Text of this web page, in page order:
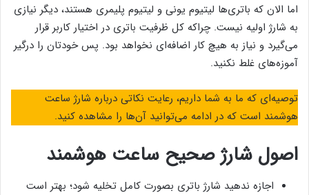
اما الان که باتری‌ها لیتیوم یونی و لیتیوم پلیمری هستند، دیگر نیازی
به شارژ اولیه نیست. چراکه کل ظرفیت باتری در اختیار کاربر قرار
می‌گیرد و نیاز به هیچ کار اضافه‌ای نخواهد بود. پس خودتان را درگیر
آموزه‌های غلط نکنید.
توصیه‌ای که ما به شما داریم، رعایت نکاتی درباره شارژ ساعت
هوشمند است که در ادامه می‌توانید آن‌ها را مشاهده کنید.
اصول شارژ صحیح ساعت هوشمند
اجازه ندهید شارژ باتری بصورت کامل تخلیه شود؛ بهتر است